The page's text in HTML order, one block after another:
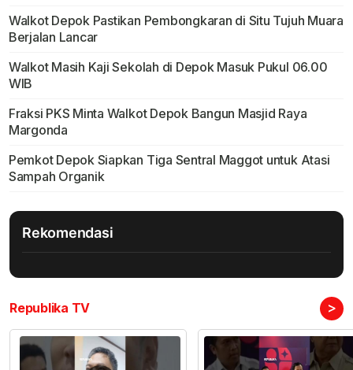
Walkot Depok Pastikan Pembongkaran di Situ Tujuh Muara
Berjalan Lancar
Walkot Masih Kaji Sekolah di Depok Masuk Pukul 06.00
WIB
Fraksi PKS Minta Walkot Depok Bangun Masjid Raya
Margonda
Pemkot Depok Siapkan Tiga Sentral Maggot untuk Atasi
Sampah Organik
Rekomendasi
Republika TV >